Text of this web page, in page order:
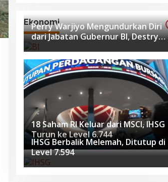
Ekonomi
Perry Warjiyo Mengundurkan Diri
dari Jabatan Gubernur BI, Destry
Damayanti Jadi Pejabat Sementara
18 Saham RI Keluar dari MSCI, IHSG
Turun ke Level 6.744
IHSG Berbalik Melemah, Ditutup di
Level 7.594